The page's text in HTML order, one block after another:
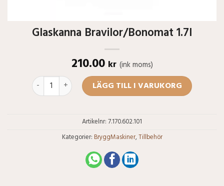
Glaskanna Bravilor/Bonomat 1.7l
210.00 kr (ink moms)
Glaskanna Bravilor/Bonomat 1.7l mängd
LÄGG TILL I VARUKORG
Artikelnr:7.170.602.101
Kategorier: BryggMaskiner,Tillbehör